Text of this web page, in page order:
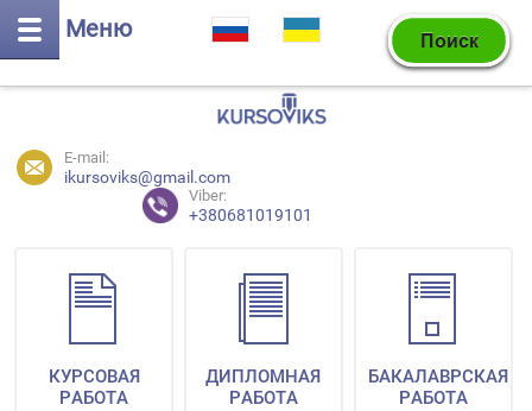
Меню
E-mail:
ikursoviks@gmail.com
Viber:
+380681019101
КУРСОВАЯ
РАБОТА
ДИПЛОМНАЯ
РАБОТА
БАКАЛАВРСКАЯ
РАБОТА